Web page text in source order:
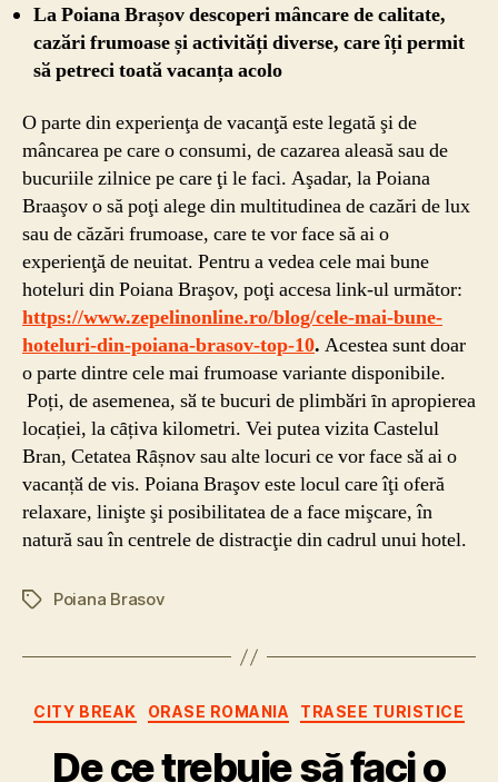
La Poiana Brașov descoperi mȃncare de calitate,
cazӑri frumoase și activitӑți diverse, care ȋți permit
sӑ petreci toatӑ vacanța acolo
O parte din experienţa de vacanţă este legată şi de
mâncarea pe care o consumi, de cazarea aleasă sau de
bucuriile zilnice pe care ţi le faci. Aşadar, la Poiana
Braaşov o să poţi alege din multitudinea de cazări de lux
sau de căzări frumoase, care te vor face să ai o
experienţă de neuitat. Pentru a vedea cele mai bune
hoteluri din Poiana Braşov, poţi accesa link-ul următor:
https://www.zepelinonline.ro/blog/cele-mai-bune-
hoteluri-din-poiana-brasov-top-10. Acestea sunt doar
o parte dintre cele mai frumoase variante disponibile.
Poți, de asemenea, sӑ te bucuri de plimbӑri ȋn apropierea
locației, la cȃțiva kilometri. Vei putea vizita Castelul
Bran, Cetatea Rȃșnov sau alte locuri ce vor face sӑ ai o
vacanțӑ de vis. Poiana Braşov este locul care îţi oferă
relaxare, linişte şi posibilitatea de a face mişcare, în
natură sau în centrele de distracţie din cadrul unui hotel.
EtichetePoiana Brasov
Categorii
CITY BREAK ORASE ROMANIA TRASEE TURISTICE
De ce trebuie să faci o